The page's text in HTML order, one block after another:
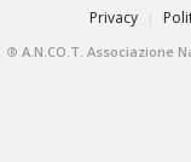
Privacy
® A.N.CO.T. Associazione